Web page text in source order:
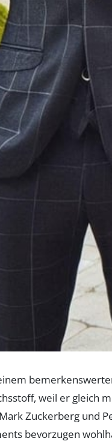
weil er gleich
Zuckerberg und
bevorzugen